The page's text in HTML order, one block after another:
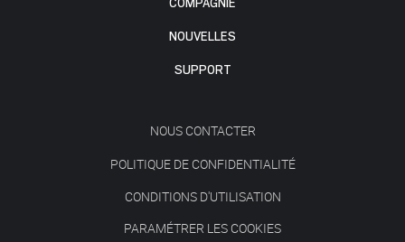
COMPAGNIE
NOUVELLES
SUPPORT
NOUS CONTACTER
POLITIQUE DE CONFIDENTIALITÉ
CONDITIONS D'UTILISATION
PARAMÉTRER LES COOKIES